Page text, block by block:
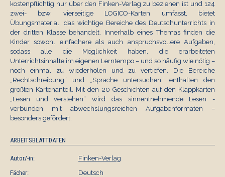
kostenpflichtig nur über den Finken-Verlag zu beziehen ist und 124
zwei- bzw. vierseitige LOGICO-Karten umfasst, bietet
Übungsmaterial, das wichtige Bereiche des Deutschunterrichts in
der dritten Klasse behandelt. Innerhalb eines Themas finden die
Kinder sowohl einfachere als auch anspruchsvollere Aufgaben,
sodass alle die Möglichkeit haben, die erarbeiteten
Unterrichtsinhalte im eigenen Lerntempo – und so häufig wie nötig –
noch einmal zu wiederholen und zu vertiefen. Die Bereiche
„Rechtschreibung“ und „Sprache untersuchen“ enthalten den
größten Kartenanteil. Mit den 20 Geschichten auf den Klappkarten
„Lesen und verstehen“ wird das sinnentnehmende Lesen -
verbunden mit abwechslungsreichen Aufgabenformaten –
besonders gefördert.
ARBEITSBLATTDATEN
Autor/-in:
Finken-Verlag
Fächer:
Deutsch